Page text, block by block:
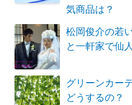
気商品は？
松岡俊介の若
と一軒家で仙
グリーンカー
どうするの？